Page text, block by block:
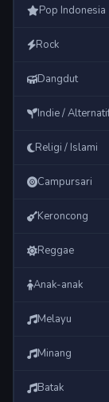
Pop Indonesia
Rock
Dangdut
Indie /
Religi / Islami
Campursari
Keroncong
Reggae
Anak-anak
Melayu
Minang
Batak